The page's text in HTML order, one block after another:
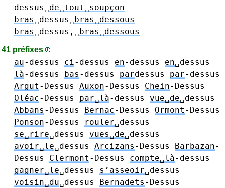
dessus␣de␣tout␣soupçon
bras␣dessus␣bras␣dessous
bras␣dessus,␣bras␣dessous
41 préfixes
au-dessus ci-dessus en-dessus en␣dessus
là-dessus bas -dessus pardessus par-dessus
Argut -Dessus Auxon-Dessus Chein-Dessus
Oléac-Dessus par␣là-dessus vue␣de␣dessus
Abbans -Dessus Bernac-Dessus Ormont -Dessus
Ponson-Dessus rouler␣dessus
se␣rire␣dessus vues␣de␣dessus
avoir␣le␣dessus Arcizans -Dessus Barbazan-
Dessus
Clermont -Dessus compte␣là-dessus
gagner␣le␣dessus s’asseoir␣dessus
voisin␣du␣dessus Bernadets -Dessus